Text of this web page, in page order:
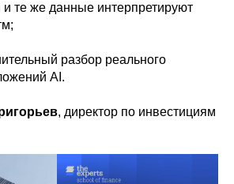
и те же данные интерпретируют
разбор реального
AI.
, директор по инвестициям